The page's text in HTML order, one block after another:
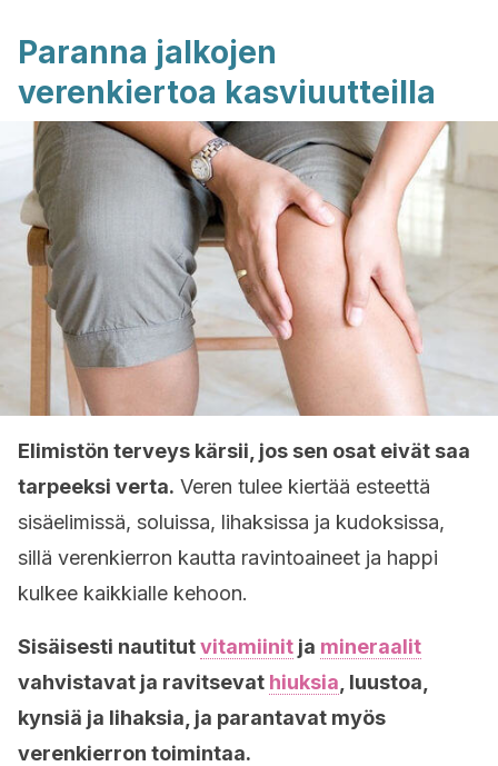
Paranna jalkojen
verenkiertoa kasviuutteilla
Elimistön terveys kärsii, jos sen osat eivät saa
tarpeeksi verta. Veren tulee kiertää esteettä
sisäelimissä, soluissa, lihaksissa ja kudoksissa,
sillä verenkierron kautta ravintoaineet ja happi
kulkee kaikkialle kehoon.
Sisäisesti nautitutvitamiinit ja mineraalit
vahvistavat ja ravitsevat hiuksia , luustoa,
kynsiä ja lihaksia, ja parantavat myös
verenkierron toimintaa.